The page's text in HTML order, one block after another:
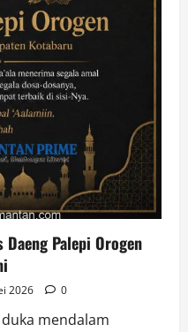
Palepi Orogen
2026 0
duka mendalam